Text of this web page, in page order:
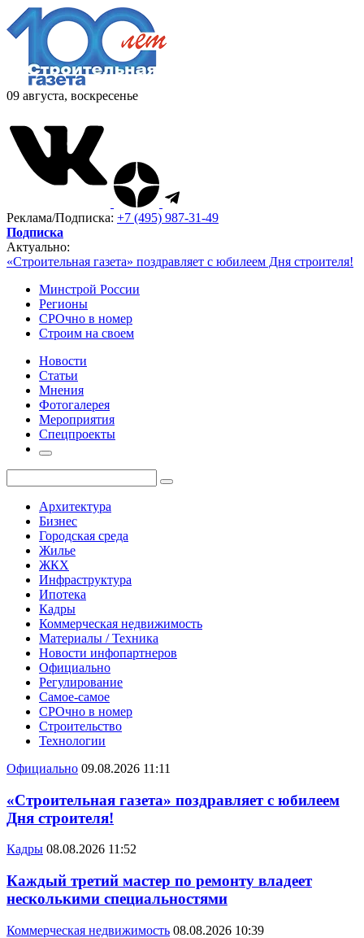
09 августа, воскресенье
Реклама/Подписка: +7 (495) 987-31-49
Подписка
Актуально:
«Строительная газета» поздравляет с юбилеем Дня строителя!
Минстрой России
Регионы
СРОчно в номер
Строим на своем
Новости
Статьи
Мнения
Фотогалерея
Мероприятия
Спецпроекты
Архитектура
Бизнес
Городская среда
Жилье
ЖКХ
Инфраструктура
Ипотека
Кадры
Коммерческая недвижимость
Материалы / Техника
Новости инфопартнеров
Официально
Регулирование
Самое-самое
СРОчно в номер
Строительство
Технологии
Официально 09.08.2026 11:11
«Строительная газета» поздравляет с юбилеем
Дня строителя!
Кадры 08.08.2026 11:52
Каждый третий мастер по ремонту владеет
несколькими специальностями
Коммерческая недвижимость 08.08.2026 10:39